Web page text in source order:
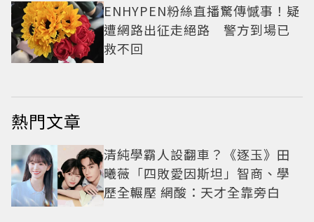
ENHYPEN粉絲直播驚傳憾事！疑
遭網路出征走絕路 警方到場已
救不回
熱門文章
清純學霸人設翻車？《逐玉》田
曦薇「四敗愛因斯坦」智商、學
歷全輾壓 網酸：天才全靠旁白